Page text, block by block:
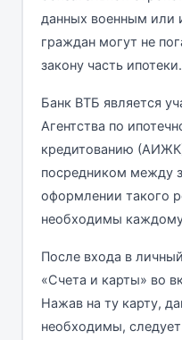
данных военным или
граждан могут не
закону часть ипотеки.
Банк ВТБ является
Агентства по
кредитованию
посредником между
оформлении такого
необходимы
После входа в
«Счета и карты» во
Нажав на ту карту,
необходимы,